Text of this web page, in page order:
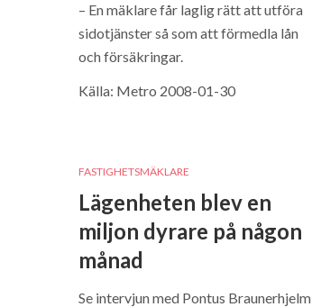
– En mäklare får laglig rätt att utföra
sidotjänster så som att förmedla lån
och försäkringar.
Källa: Metro 2008-01-30
FASTIGHETSMÄKLARE
Lägenheten blev en
miljon dyrare på någon
månad
Se intervjun med Pontus Braunerhjelm